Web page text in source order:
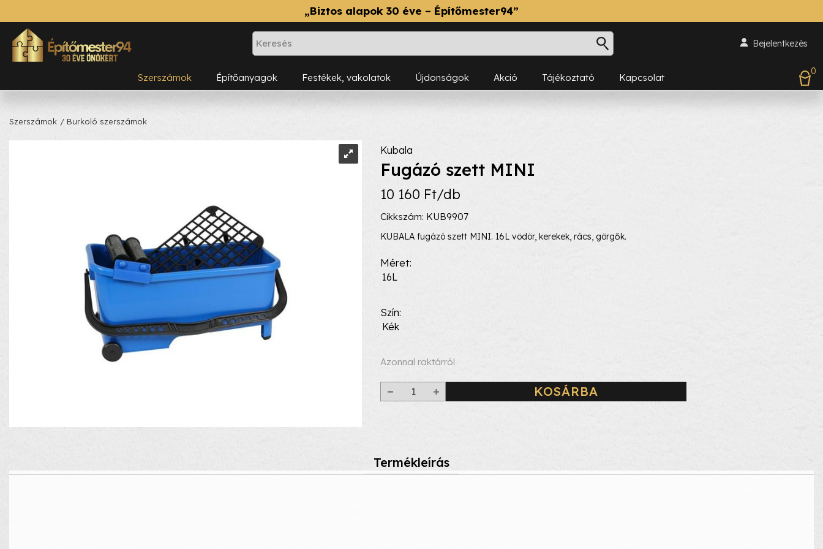
„Biztos alapok 30 éve – Építőmester94”
Bejelentkezés
Szerszámok Építőanyagok Festékek, vakolatok Újdonságok Akció Tájékoztató Kapcsolat
0
Szerszámok / Burkoló szerszámok
Kubala
Fugázó szett MINI
10 160 Ft/db
Cikkszám: KUB9907
KUBALA fugázó szett MINI. 16L vödör, kerekek, rács, görgők.
Méret
16L
Szín
Kék
Azonnal raktárról
KOSÁRBA
Termékleírás